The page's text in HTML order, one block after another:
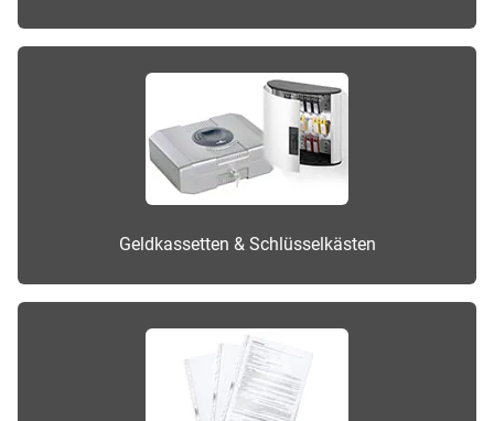
Geldkassetten & Schlüsselkästen